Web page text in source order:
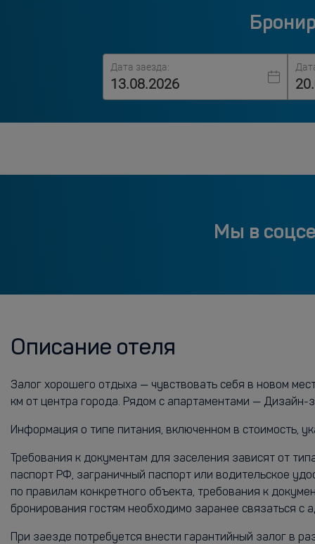
Дата заезда:
Мы в
Описание отеля
Залог хорошего отдыха — чувствовать себя в новом
км от центра города. Рядом с апартаментами —
Информация о типе питания, включенном в стоимость,
Требования к документам для заселения зависят от
паспорт РФ, заграничный паспорт или водительское
по правилам конкретного объекта, требования к
бронирования гостям необходимо заранее связаться
При заезде потребуется внести гарантийный залог в